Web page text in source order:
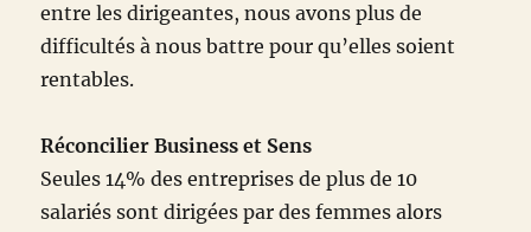
entre les dirigeantes, nous avons plus de
difficultés à nous battre pour qu’elles soient
rentables.
Réconcilier Business et Sens
Seules 14% des entreprises de plus de 10
salariés sont dirigées par des femmes alors